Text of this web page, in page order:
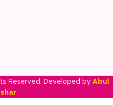
Reserved. Developed by Abul